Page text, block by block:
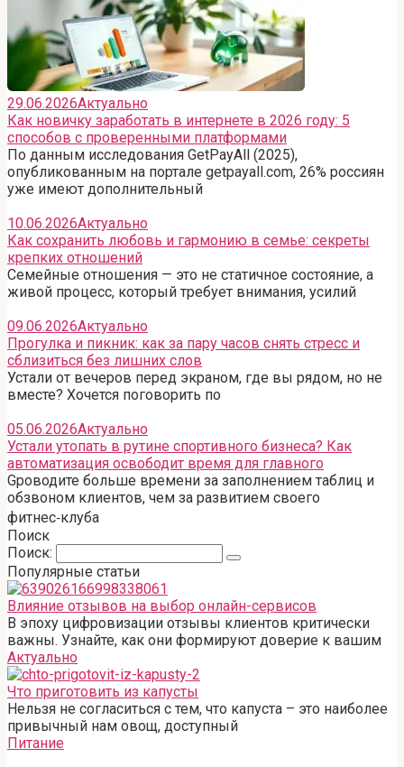
29.06.2026Актуально
Как новичку заработать в интернете в 2026 году: 5
способов с проверенными платформами
По данным исследования GetPayAll (2025),
опубликованным на портале getpayall.com, 26% россиян
уже имеют дополнительный
10.06.2026Актуально
Как сохранить любовь и гармонию в семье: секреты
крепких отношений
Семейные отношения — это не статичное состояние, а
живой процесс, который требует внимания, усилий
09.06.2026Актуально
Прогулка и пикник: как за пару часов снять стресс и
сблизиться без лишних слов
Устали от вечеров перед экраном, где вы рядом, но не
вместе? Хочется поговорить по
05.06.2026Актуально
Устали утопать в рутине спортивного бизнеса? Как
автоматизация освободит время для главного
Gроводите больше времени за заполнением таблиц и
обзвоном клиентов, чем за развитием своего
фитнес‑клуба
Поиск
Поиск:
Популярные статьи
Влияние отзывов на выбор онлайн-сервисов
В эпоху цифровизации отзывы клиентов критически
важны. Узнайте, как они формируют доверие к вашим
Актуально
Что приготовить из капусты
Нельзя не согласиться с тем, что капуста – это наиболее
привычный нам овощ, доступный
Питание